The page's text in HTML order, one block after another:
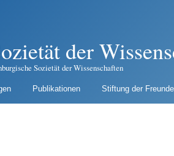
der
Sozietät der Wissenschaften
Publikationen Stiftung der Freunde